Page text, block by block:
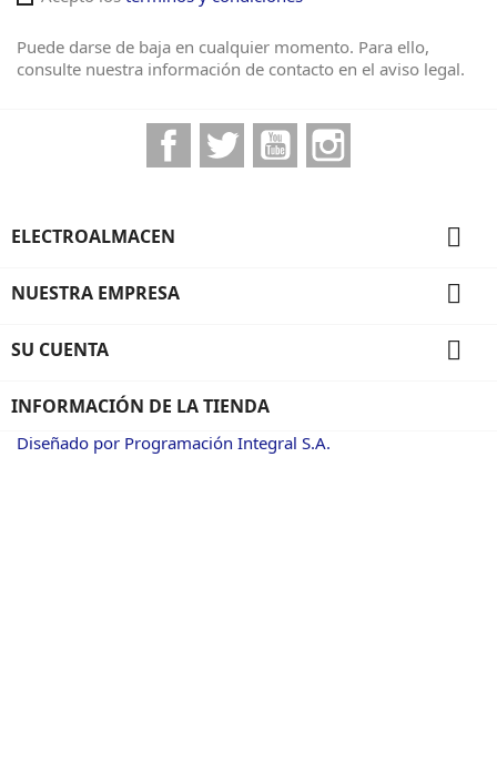
Puede darse de baja en cualquier momento. Para ello,
consulte nuestra información de contacto en el aviso legal.
FacebookTwitter YouTube
ELECTROALMACEN 
NUESTRA EMPRESA 
SU CUENTA 
INFORMACIÓN DE LA TIENDA
Diseñado por Programación Integral S.A.